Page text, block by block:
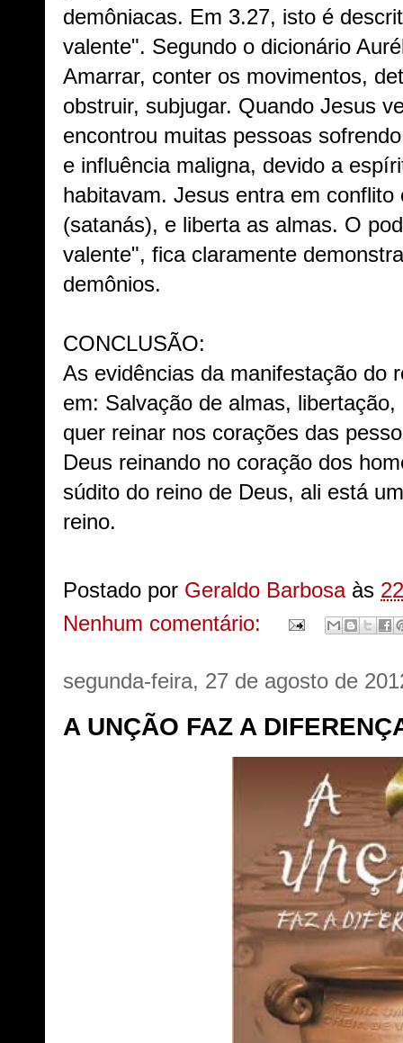
demôniacas. Em 3.27, isto é
valente". Segundo o dicionário
Amarrar, conter os movimentos,
obstruir, subjugar. Quando Jesus
encontrou muitas pessoas
e influência maligna, devido a
habitavam. Jesus entra em
(satanás), e liberta as almas. O
valente", fica claramente
demônios.
CONCLUSÃO:
As evidências da manifestação do
em: Salvação de almas,
quer reinar nos corações das
Deus reinando no coração dos
súdito do reino de Deus, ali está
reino.
Postado por Geraldo Barbosa às
Nenhum comentário:
segunda-feira, 27 de agosto de
A UNÇÃO FAZ A